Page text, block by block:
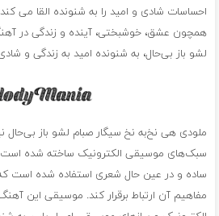
احساسات شادی و امید را به شنونده القا می
همچون عشق، خوشبختی، آینده و زندگی در
لشو باز بی‌حال، به شنونده امید به زندگی و
ملودی هی نخ‌به نخ سیگار صبام لشو باز بی‌حال
سبک‌های موسیقی الکترونیک ساخته شده است. در
ساده و در عین حال شعری استفاده شده است
مفاهیم آن ارتباط برقرار کند. موسیقی این